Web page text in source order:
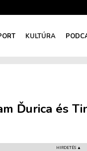
KULTÚRA
Ďurica és
HIRDETÉS ▲